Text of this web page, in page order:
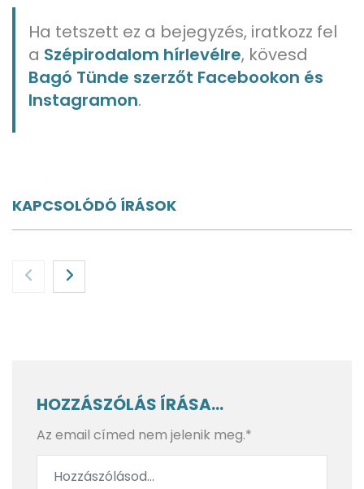
Ha tetszett ez a bejegyzés, iratkozz fel
a Szépirodalom hírlevélre, kövesd
Bagó Tünde szerzőt Facebookon és
Instagramon.
KAPCSOLÓDÓ ÍRÁSOK
BlendyGo 3 a hátizsákban: rejtett szépségek és
HOZZÁSZÓLÁS ÍRÁSA...
Az email címed nem jelenik meg.*